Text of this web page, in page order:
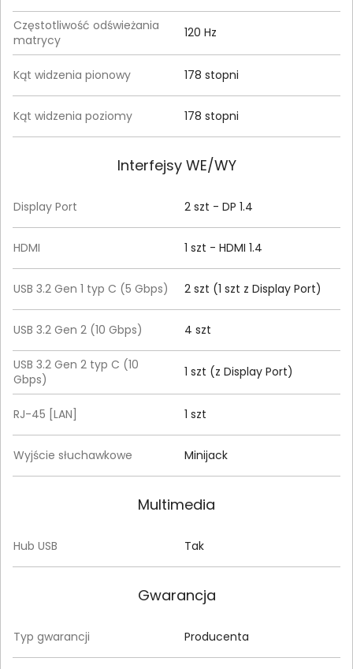
Częstotliwość odświeżania
matrycy
120 Hz
Kąt widzenia pionowy 178 stopni
Kąt widzenia poziomy 178 stopni
Interfejsy WE/WY
Display Port 2 szt - DP 1.4
HDMI 1 szt - HDMI 1.4
USB 3.2 Gen 1 typ C (5 Gbps) 2 szt (1 szt z Display Port)
USB 3.2 Gen 2 (10 Gbps) 4 szt
USB 3.2 Gen 2 typ C (10
Gbps)
1 szt (z Display Port)
RJ-45 [LAN] 1 szt
Wyjście słuchawkowe Minijack
Multimedia
Hub USB Tak
Gwarancja
Typ gwarancji Producenta